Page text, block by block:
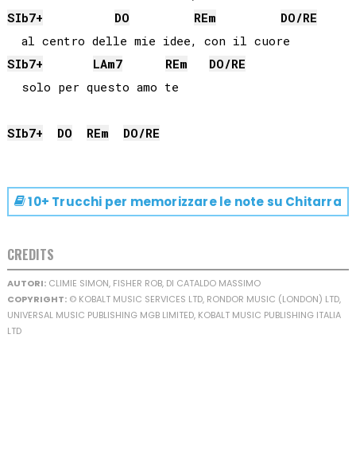
SIb7+ DO REm DO/RE
SIb7+ LAm7 REm DO/RE
  solo per questo amo te
SIb7+ DO REm DO/RE
10+ Trucchi per memorizzare le note su Chitarra
CREDITS
AUTORI:CLIMIE SIMON, FISHER ROB, DI CATALDO MASSIMO
COPYRIGHT:© KOBALT MUSIC SERVICES LTD, RONDOR MUSIC (LONDON) LTD,
UNIVERSAL MUSIC PUBLISHING MGB LIMITED, KOBALT MUSIC PUBLISHING ITALIA
LTD